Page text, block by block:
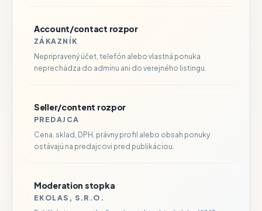
Account/contact rozpor
ZÁKAZNÍK
Nepripravený účet, telefón alebo vlastná ponuka
neprechádza do adminu ani do verejného listingu.
Seller/content rozpor
PREDAJCA
Cena, sklad, DPH, právny profil alebo obsah ponuky
ostávajú na predajcovi pred publikáciou.
Moderation stopka
EKOLAS, S.R.O.